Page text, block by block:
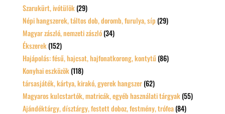
Szarukürt, ivótülök (29)
Népi hangszerek, táltos dob, doromb, furulya, síp (29)
Magyar zászló, nemzeti zászló (34)
Ékszerek (152)
Hajápolás: fésű, hajcsat, hajfonatkorong, kontytű (86)
Konyhai eszközök (118)
társasjáték, kártya, kirakó, gyerek hangszer (62)
Magyaros kulcstartók, matricák, egyéb használati tárgyak (55)
Ajándéktárgy, dísztárgy, festett doboz, festmény, trófea (84)